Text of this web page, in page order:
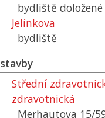
bydliště doložené
Jelínkova
bydliště
stavby
Střední
zdravotnická
Merhautova 15/